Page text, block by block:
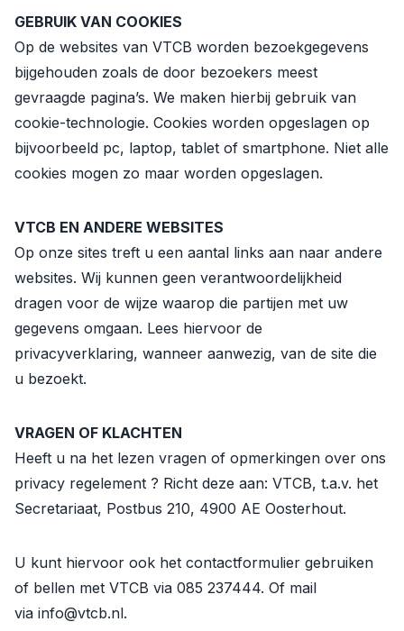
GEBRUIK VAN COOKIES
Op de websites van VTCB worden bezoekgegevens
bijgehouden zoals de door bezoekers meest
gevraagde pagina’s. We maken hierbij gebruik van
cookie-technologie. Cookies worden opgeslagen op
bijvoorbeeld pc, laptop, tablet of smartphone. Niet alle
cookies mogen zo maar worden opgeslagen.
VTCB EN ANDERE WEBSITES
Op onze sites treft u een aantal links aan naar andere
websites. Wij kunnen geen verantwoordelijkheid
dragen voor de wijze waarop die partijen met uw
gegevens omgaan. Lees hiervoor de
privacyverklaring, wanneer aanwezig, van de site die
u bezoekt.
VRAGEN OF KLACHTEN
Heeft u na het lezen vragen of opmerkingen over ons
privacy regelement ? Richt deze aan: VTCB, t.a.v. het
Secretariaat, Postbus 210, 4900 AE Oosterhout.
U kunt hiervoor ook het contactformulier gebruiken
of bellen met VTCB via 085 237444. Of mail
via info@vtcb.nl.